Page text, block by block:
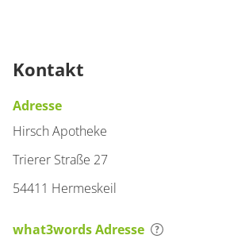
Kontakt
Adresse
Hirsch Apotheke
Trierer Straße 27
54411 Hermeskeil
what3words Adresse